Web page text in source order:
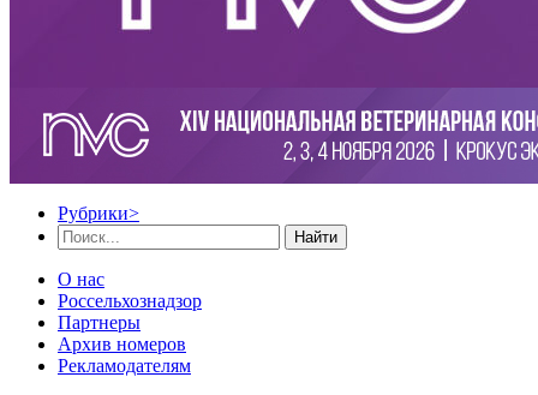
Рубрики>
Найти
О нас
Россельхознадзор
Партнеры
Архив номеров
Рекламодателям